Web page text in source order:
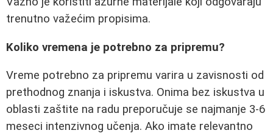
trenutno važećim propisima.
Koliko vremena je potrebno za pripremu?
Vreme potrebno za pripremu varira u zavisnosti od
prethodnog znanja i iskustva. Onima bez iskustva u
oblasti zaštite na radu preporučuje se najmanje 3-6
meseci intenzivnog učenja. Ako imate relevantno